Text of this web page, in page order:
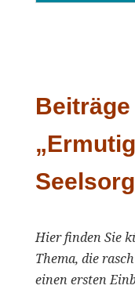
Hier finden Sie
Thema, die
einen ersten